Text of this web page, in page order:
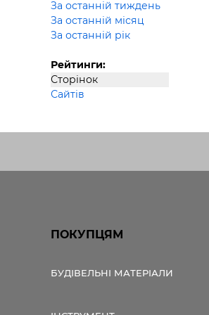
За останній тиждень
За останній місяц
За останній рік
Рейтинги:
Сторінок
Сайтів
ПОКУПЦЯМ
БУДІВЕЛЬНІ МАТЕРІАЛИ